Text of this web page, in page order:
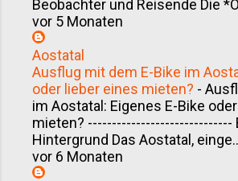
Beobachter und Reisende Die
vor 5 Monaten
Aostatal
Ausflug mit dem E-Bike im
oder lieber eines mieten? -
im Aostatal: Eigenes E-Bike
mieten? ------------------------------
Hintergrund Das Aostatal,
vor 6 Monaten